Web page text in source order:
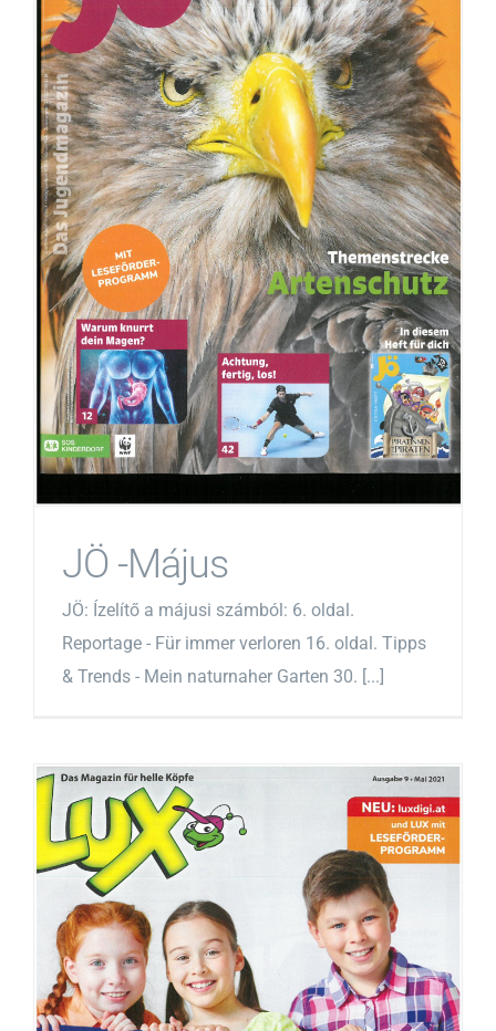
JÖ -Május
JÖ: Ízelítő a májusi számból: 6. oldal.
Reportage - Für immer verloren 16. oldal. Tipps
& Trends - Mein naturnaher Garten 30. [...]